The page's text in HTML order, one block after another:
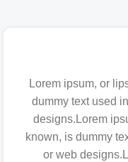
Lorem ipsum, or
dummy text used
designs.Lorem
known, is dummy
or web